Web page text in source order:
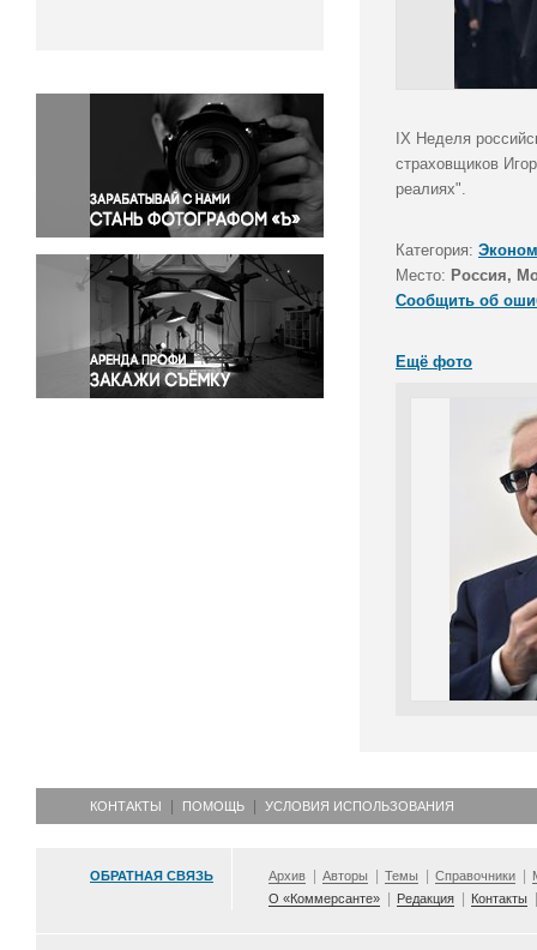
Окружающая среда
Политика
Правосудие
Происшествия и конфликты
Религия
Светская жизнь
Спорт
Экология
Экономика и бизнес
IX Неделя
страховщиков
реалиях".
Категория:
Место: Россия,
Сообщить об
Ещё фото
КОНТАКТЫ ПОМОЩЬ УСЛОВИЯ ИСПОЛЬЗОВАНИЯ
ОБРАТНАЯ СВЯЗЬ Архив Авторы Темы Справочники
О «Коммерсанте»
Редакция Контакты